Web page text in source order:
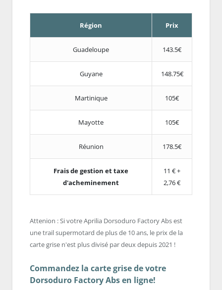
Région Prix
Guadeloupe 143.5€
Guyane 148.75€
Martinique 105€
Mayotte 105€
Réunion 178.5€
Frais de gestion et taxe
d'acheminement
11 € +
2,76 €
Attenion : Si votre Aprilia Dorsoduro Factory Abs est
une trail supermotard de plus de 10 ans, le prix de la
carte grise n'est plus divisé par deux depuis 2021 !
Commandez la carte grise de votre
Dorsoduro Factory Abs en ligne!